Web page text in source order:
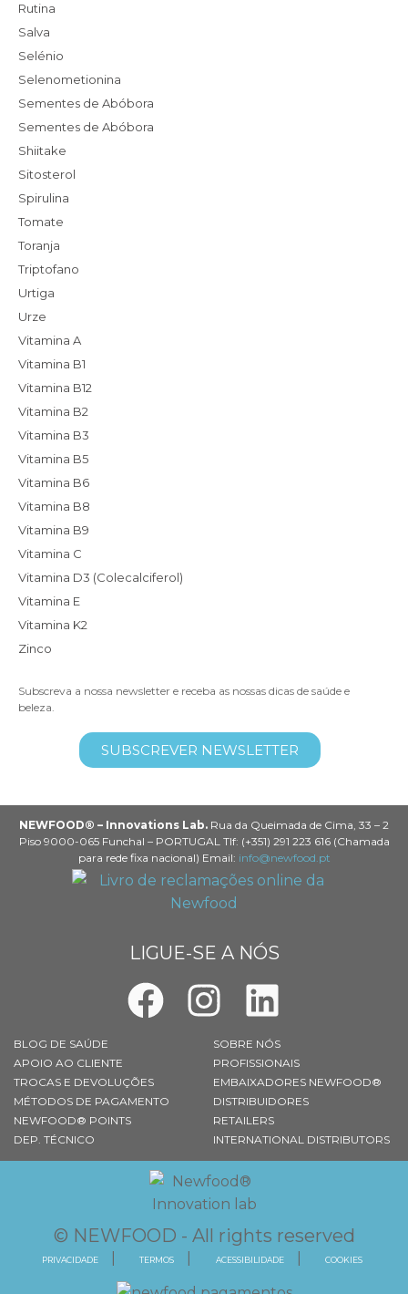
Rutina
Salva
Selénio
Selenometionina
Sementes de Abóbora
Sementes de Abóbora
Shiitake
Sitosterol
Spirulina
Tomate
Toranja
Triptofano
Urtiga
Urze
Vitamina A
Vitamina B1
Vitamina B12
Vitamina B2
Vitamina B3
Vitamina B5
Vitamina B6
Vitamina B8
Vitamina B9
Vitamina C
Vitamina D3 (Colecalciferol)
Vitamina E
Vitamina K2
Zinco
Subscreva a nossa newsletter e receba as nossas dicas de saúde e
beleza.
SUBSCREVER NEWSLETTER
NEWFOOD® – Innovations Lab. Rua da Queimada de Cima, 33 – 2
Piso 9000-065 Funchal – PORTUGAL Tlf: (+351) 291 223 616 (Chamada
para rede fixa nacional) Email: info@newfood.pt
LIGUE-SE A NÓS
BLOG DE SAÚDE
APOIO AO CLIENTE
TROCAS E DEVOLUÇÕES
MÉTODOS DE PAGAMENTO
NEWFOOD® POINTS
DEP. TÉCNICO
SOBRE NÓS
PROFISSIONAIS
EMBAIXADORES NEWFOOD®
DISTRIBUIDORES
RETAILERS
INTERNATIONAL DISTRIBUTORS
© NEWFOOD - All rights reserved
PRIVACIDADE TERMOS ACESSIBILIDADE COOKIES